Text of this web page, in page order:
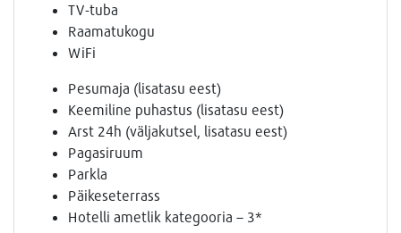
TV-tuba
Raamatukogu
WiFi
Pesumaja (lisatasu eest)
Keemiline puhastus (lisatasu eest)
Arst 24h (väljakutsel, lisatasu eest)
Pagasiruum
Parkla
Päikeseterrass
Hotelli ametlik kategooria – 3*